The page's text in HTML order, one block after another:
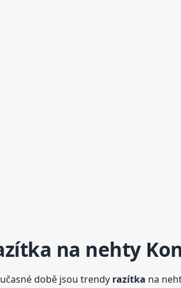
na nehty
době jsou trendy razítka na